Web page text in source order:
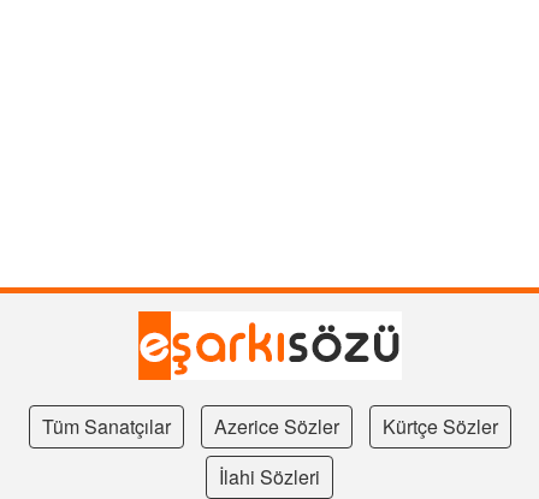
Tüm Sanatçılar Azerice Sözler
Kürtçe Sözler
İlahi Sözleri